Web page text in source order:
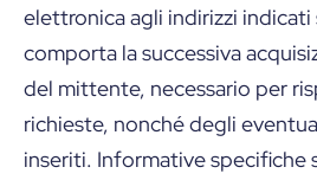
elettronica agli indirizzi indicati
comporta la successiva
del mittente, necessario per
richieste, nonché degli
inseriti. Informative specifiche